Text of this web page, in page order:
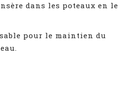
dans les poteaux en le
pour le maintien du